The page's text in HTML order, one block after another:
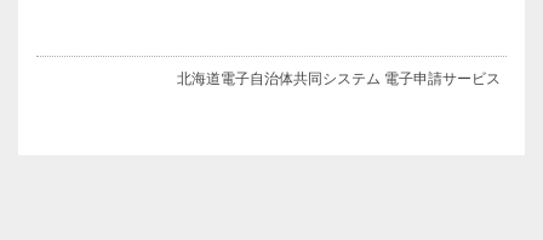
北海道電子自治体共同システム 電子申請サービス